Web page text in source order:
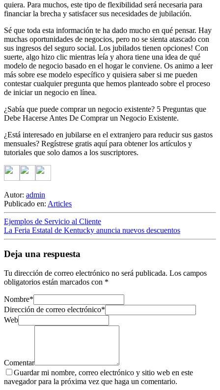
quiera. Para muchos, este tipo de flexibilidad será necesaria para
financiar la brecha y satisfacer sus necesidades de jubilación.
Sé que toda esta información te ha dado mucho en qué pensar. Hay
muchas oportunidades de negocios, pero no se sienta atascado con
sus ingresos del seguro social. Los jubilados tienen opciones! Con
suerte, algo hizo clic mientras leía y ahora tiene una idea de qué
modelo de negocio basado en el hogar le conviene. Os animo a leer
más sobre ese modelo específico y quisiera saber si me pueden
contestar cualquier pregunta que hemos planteado sobre el proceso
de iniciar un negocio en línea.
¿Sabía que puede comprar un negocio existente? 5 Preguntas que
Debe Hacerse Antes De Comprar un Negocio Existente.
¿Está interesado en jubilarse en el extranjero para reducir sus gastos
mensuales? Regístrese gratis aquí para obtener los artículos y
tutoriales que solo damos a los suscriptores.
Autor: admin
Publicado en: Articles
Ejemplos de Servicio al Cliente
La Feria Estatal de Kentucky anuncia nuevos descuentos
Deja una respuesta
Tu dirección de correo electrónico no será publicada. Los campos
obligatorios están marcados con *
Nombre*
Dirección de correo electrónico*
Web
Comentar
Guardar mi nombre, correo electrónico y sitio web en este
navegador para la próxima vez que haga un comentario.